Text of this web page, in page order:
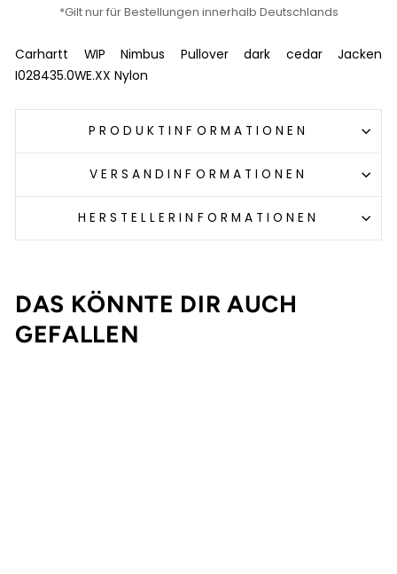
*Gilt nur für Bestellungen innerhalb Deutschlands
Carhartt WIP Nimbus Pullover dark cedar Jacken
I028435.0WE.XX Nylon
PRODUKTINFORMATIONEN
VERSANDINFORMATIONEN
HERSTELLERINFORMATIONEN
DAS KÖNNTE DIR AUCH
GEFALLEN